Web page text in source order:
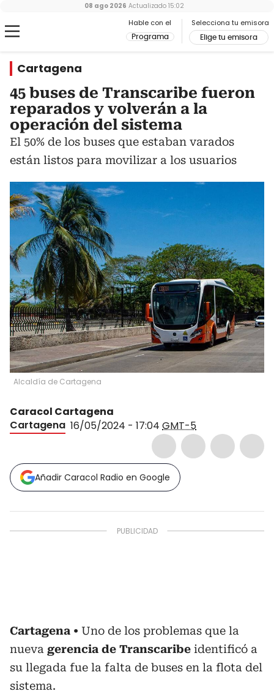
Hable con el
Programa
Selecciona tu emisora
Elige tu emisora
08 ago 2026 Actualizado 15:02
Cartagena
45 buses de Transcaribe fueron
reparados y volverán a la
operación del sistema
El 50% de los buses que estaban varados
están listos para movilizar a los usuarios
Alcaldía de Cartagena
Caracol Cartagena
Cartagena 16/05/2024 - 17:04 GMT-5
Añadir Caracol Radio en Google
Cartagena
Uno de los problemas que la
nueva gerencia de Transcaribe identificó a
su llegada fue la falta de buses en la flota del
sistema.